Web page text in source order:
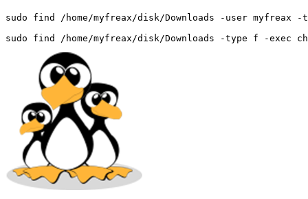
sudo find /home/myfreax/disk/Downloads -user myfreax